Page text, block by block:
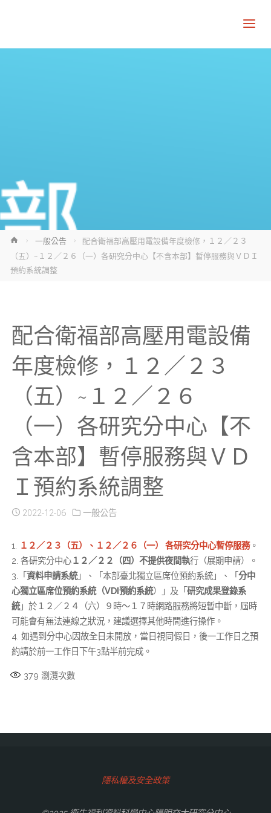
Home一般公告
配合衛福部⾼壓⽤電設備年度檢修，１２／２３
（五）~１２／２６（一）各研究分中心【不含本部】暫停服務與ＶＤＩ
預約系統調整
配合衛福部⾼壓⽤電設備
年度檢修，１２／２３
（五）~１２／２６
（一）各研究分中心【不
含本部】暫停服務與ＶＤ
Ｉ預約系統調整
2022-12-06 一般公告
1. １２／２３（五）、１２／２６（一） 各研究分中心暫停服務。
2. 各研究分中心１２／２２（四）不提供夜間執行（展期申請）。
3.「資料申請系統」、「本部臺北獨立區席位預約系統」、「分中
心獨立區席位預約系統（VDI預約系統）」及「研究成果登錄系
統」於１２／２４（六）９時～１７時網路服務將短暫中斷，屆時
可能會有無法連線之狀況，建議選擇其他時間進行操作。
4. 如遇到分中心因故全日未開放，當日視同假日，後一工作日之預
約請於前一工作日下午3點半前完成。
379 瀏灠次數
隱私權及安全政策